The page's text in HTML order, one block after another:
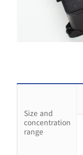
Size and
concentration
range